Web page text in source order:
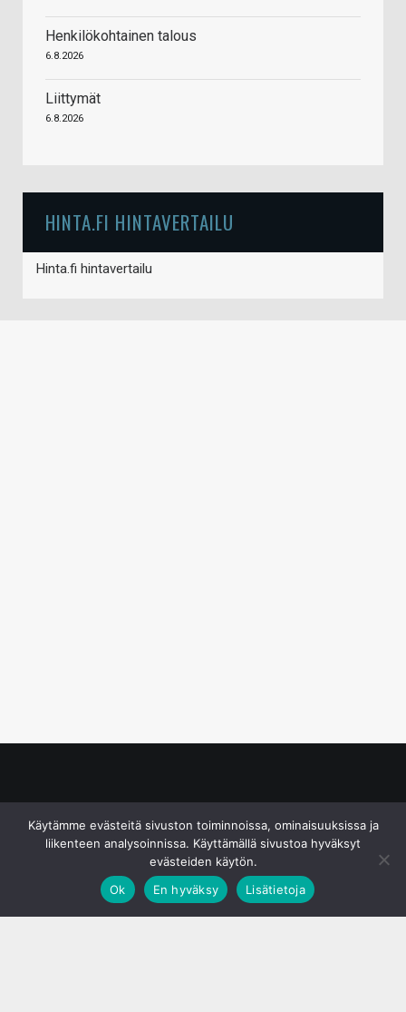
Henkilökohtainen talous
6.8.2026
Liittymät
6.8.2026
HINTA.FI HINTAVERTAILU
Hinta.fi hintavertailu
Käytämme evästeitä sivuston toiminnoissa, ominaisuuksissa ja
liikenteen analysoinnissa. Käyttämällä sivustoa hyväksyt
evästeiden käytön.
Ok
En hyväksy Lisätietoja